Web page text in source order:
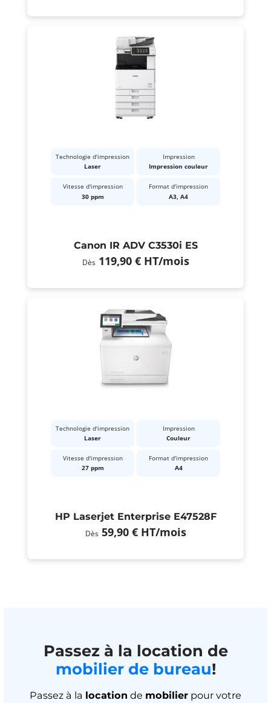
Technologie d'impression
Laser
Impression
Impression couleur
Vitesse d'impression
30 ppm
Format d'impression
A3, A4
Canon IR ADV C3530i ES
Dès 119,90 € HT/mois
Technologie d'impression
Laser
Impression
Couleur
Vitesse d'impression
27 ppm
Format d'impression
A4
HP Laserjet Enterprise E47528F
Dès 59,90 € HT/mois
Passez à la location de
mobilier de bureau!
Passez à la location de mobilier pour votre